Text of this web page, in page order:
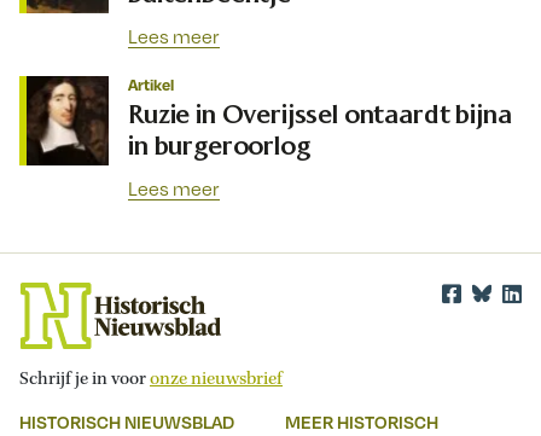
Lees meer
Artikel
Ruzie in Overijssel ontaardt bijna
in burgeroorlog
Lees meer
Schrijf je in vooronze nieuwsbrief
HISTORISCH NIEUWSBLAD
MEER HISTORISCH